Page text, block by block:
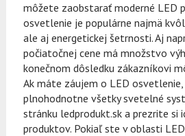
môžete zaobstarať moderné LED
osvetlenie je populárne najmä
ale aj energetickej šetrnosti. Aj
počiatočnej cene má množstvo
konečnom dôsledku zákazníkovi
Ak máte záujem o LED
plnohodnotne všetky svetelné
stránku ledprodukt.sk a prezrite si
produktov. Pokiaľ ste v oblasti